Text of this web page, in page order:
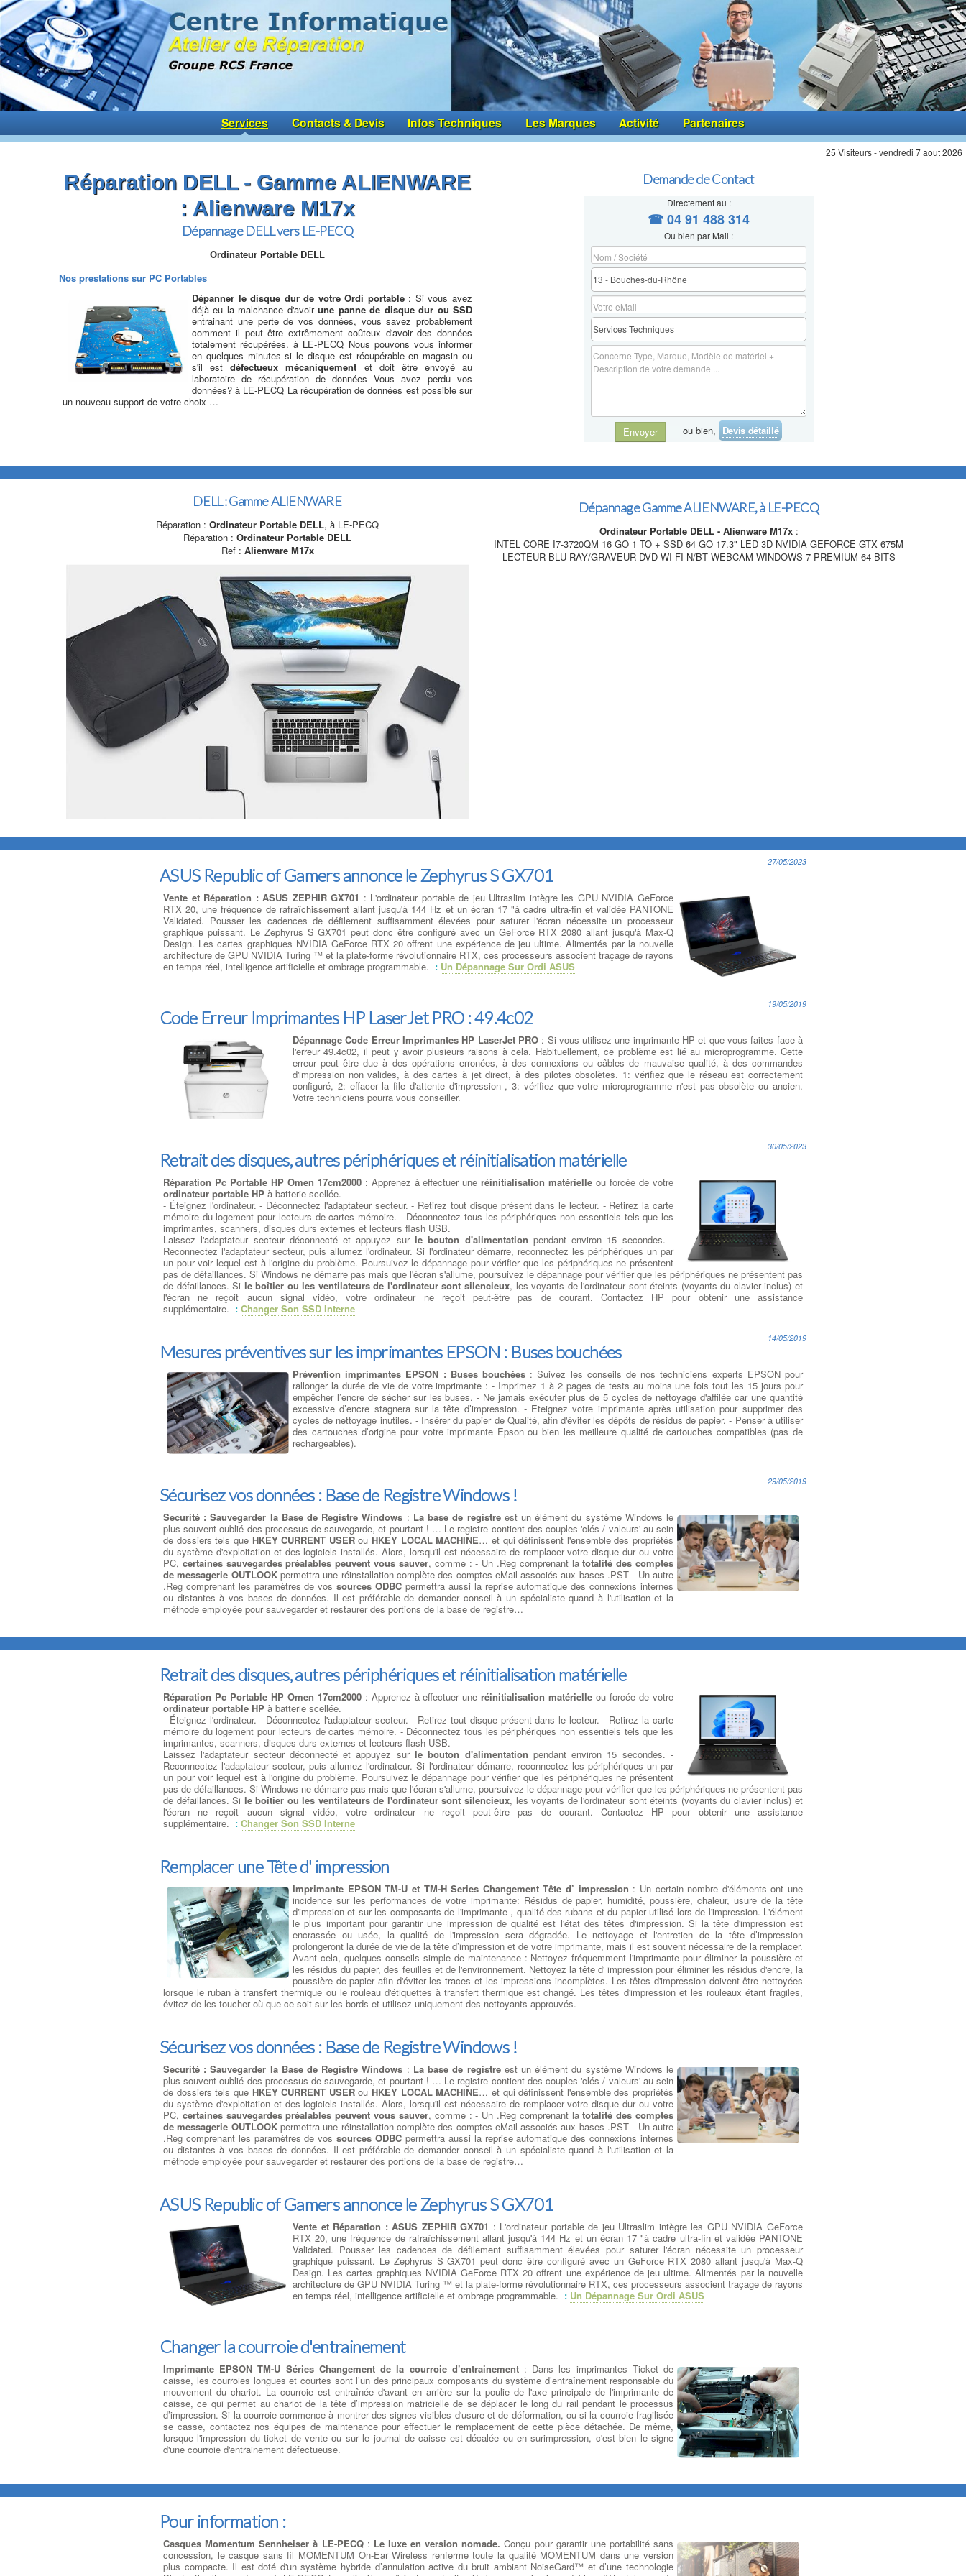
Services Contacts & Devis Infos Techniques Les Marques Activité Partenaires
25 Visiteurs - vendredi 7 aout 2026
Réparation DELL - Gamme ALIENWARE
: Alienware M17x
Dépannage DELL vers LE-PECQ
Ordinateur Portable DELL
Nos prestations sur PC Portables
Dépanner le disque dur de votre Ordi portable: Si vous avez
déjà eu la malchance d'avoirune panne de disque dur ou SSD
entrainant une perte de vos données, vous savez probablement
comment il peut être extrêmement coûteux d'avoir des données
totalement récupérées. à LE-PECQ Nous pouvons vous informer
en quelques minutes si le disque est récupérable en magasin ou
s'il estdéfectueux mécaniquement et doit être envoyé au
laboratoire de récupération de données Vous avez perdu vos
données? à LE-PECQ La récupération de données est possible sur
un nouveau support de votre choix …
Demande de Contact
Directement au :
☎ 04 91 488 314
Ou bien par Mail :
Envoyer ou bien, Devis détaillé
DELL : Gamme ALIENWARE
Réparation : Ordinateur Portable DELL, à LE-PECQ
Réparation : Ordinateur Portable DELL
Ref : Alienware M17x
Dépannage Gamme ALIENWARE, à LE-PECQ
Ordinateur Portable DELL - Alienware M17x:
INTEL CORE I7-3720QM 16 GO 1 TO + SSD 64 GO 17.3" LED 3D NVIDIA GEFORCE GTX 675M
LECTEUR BLU-RAY/GRAVEUR DVD WI-FI N/BT WEBCAM WINDOWS 7 PREMIUM 64 BITS
ASUS Republic of Gamers annonce le Zephyrus S GX701
27/05/2023
Vente et Réparation : ASUS ZEPHIR GX701 : L'ordinateur portable de jeu Ultraslim intègre les GPU NVIDIA GeForce
RTX 20, une fréquence de rafraîchissement allant jusqu'à 144 Hz et un écran 17 "à cadre ultra-fin et validée PANTONE
Validated. Pousser les cadences de défilement suffisamment élevées pour saturer l'écran nécessite un processeur
graphique puissant. Le Zephyrus S GX701 peut donc être configuré avec un GeForce RTX 2080 allant jusqu'à Max-Q
Design. Les cartes graphiques NVIDIA GeForce RTX 20 offrent une expérience de jeu ultime. Alimentés par la nouvelle
architecture de GPU NVIDIA Turing ™ et la plate-forme révolutionnaire RTX, ces processeurs associent traçage de rayons
en temps réel, intelligence artificielle et ombrage programmable. : Un Dépannage Sur Ordi ASUS
Code Erreur Imprimantes HP LaserJet PRO : 49.4c02
19/05/2019
Dépannage Code Erreur Imprimantes HP LaserJet PRO: Si vous utilisez une imprimante HP et que vous faites face à
l'erreur 49.4c02, il peut y avoir plusieurs raisons à cela. Habituellement, ce problème est lié au microprogramme. Cette
erreur peut être due à des opérations erronées, à des connexions ou câbles de mauvaise qualité, à des commandes
d'impression non valides, à des cartes à jet direct, à des pilotes obsolètes. 1: vérifiez que le réseau est correctement
configuré, 2: effacer la file d'attente d'impression , 3: vérifiez que votre microprogramme n'est pas obsolète ou ancien.
Votre techniciens pourra vous conseiller.
Retrait des disques, autres périphériques et réinitialisation matérielle
30/05/2023
Réparation Pc Portable HP Omen 17cm2000: Apprenez à effectuer uneréinitialisation matérielle ou forcée de votre
ordinateur portable HP à batterie scellée.
- Éteignez l'ordinateur. - Déconnectez l'adaptateur secteur. - Retirez tout disque présent dans le lecteur. - Retirez la carte
mémoire du logement pour lecteurs de cartes mémoire. - Déconnectez tous les périphériques non essentiels tels que les
imprimantes, scanners, disques durs externes et lecteurs flash USB.
Laissez l'adaptateur secteur déconnecté et appuyez sur le bouton d'alimentation pendant environ 15 secondes. -
Reconnectez l'adaptateur secteur, puis allumez l'ordinateur. Si l'ordinateur démarre, reconnectez les périphériques un par
un pour voir lequel est à l'origine du problème. Poursuivez le dépannage pour vérifier que les périphériques ne présentent
pas de défaillances. Si Windows ne démarre pas mais que l'écran s'allume, poursuivez le dépannage pour vérifier que les périphériques ne présentent pas
de défaillances. Si le boîtier ou les ventilateurs de l'ordinateur sont silencieux, les voyants de l'ordinateur sont éteints (voyants du clavier inclus) et
l'écran ne reçoit aucun signal vidéo, votre ordinateur ne reçoit peut-être pas de courant. Contactez HP pour obtenir une assistance
supplémentaire. : Changer Son SSD Interne
Mesures préventives sur les imprimantes EPSON : Buses bouchées
14/05/2019
Prévention imprimantes EPSON : Buses bouchées : Suivez les conseils de nos techniciens experts EPSON pour
rallonger la durée de vie de votre imprimante : - Imprimez 1 à 2 pages de tests au moins une fois tout les 15 jours pour
empêcher l’encre de sécher sur les buses. - Ne jamais exécuter plus de 5 cycles de nettoyage d'affilée car une quantité
excessive d’encre stagnera sur la tête d’impression. - Eteignez votre imprimante après utilisation pour supprimer des
cycles de nettoyage inutiles. - Insérer du papier de Qualité, afin d'éviter les dépôts de résidus de papier. - Penser à utiliser
des cartouches d’origine pour votre imprimante Epson ou bien les meilleure qualité de cartouches compatibles (pas de
rechargeables).
Sécurisez vos données : Base de Registre Windows !
29/05/2019
Securité : Sauvegarder la Base de Registre Windows : La base de registreest un élément du système Windows le
plus souvent oublié des processus de sauvegarde, et pourtant ! … Le registre contient des couples 'clés / valeurs' au sein
de dossiers tels que HKEY CURRENT USERou HKEY LOCAL MACHINE… et qui définissent l'ensemble des propriétés
du système d'exploitation et des logiciels installés. Alors, lorsqu'il est nécessaire de remplacer votre disque dur ou votre
PC, certaines sauvegardes préalables peuvent vous sauver, comme : - Un .Reg comprenant latotalité des comptes
de messagerie OUTLOOKpermettra une réinstallation complète des comptes eMail associés aux bases .PST - Un autre
.Reg comprenant les paramètres de vossources ODBC permettra aussi la reprise automatique des connexions internes
ou distantes à vos bases de données. Il est préférable de demander conseil à un spécialiste quand à l'utilisation et la
méthode employée pour sauvegarder et restaurer des portions de la base de registre…
Retrait des disques, autres périphériques et réinitialisation matérielle
Réparation Pc Portable HP Omen 17cm2000: Apprenez à effectuer uneréinitialisation matérielle ou forcée de votre
ordinateur portable HP à batterie scellée.
- Éteignez l'ordinateur. - Déconnectez l'adaptateur secteur. - Retirez tout disque présent dans le lecteur. - Retirez la carte
mémoire du logement pour lecteurs de cartes mémoire. - Déconnectez tous les périphériques non essentiels tels que les
imprimantes, scanners, disques durs externes et lecteurs flash USB.
Laissez l'adaptateur secteur déconnecté et appuyez sur le bouton d'alimentation pendant environ 15 secondes. -
Reconnectez l'adaptateur secteur, puis allumez l'ordinateur. Si l'ordinateur démarre, reconnectez les périphériques un par
un pour voir lequel est à l'origine du problème. Poursuivez le dépannage pour vérifier que les périphériques ne présentent
pas de défaillances. Si Windows ne démarre pas mais que l'écran s'allume, poursuivez le dépannage pour vérifier que les périphériques ne présentent pas
de défaillances. Si le boîtier ou les ventilateurs de l'ordinateur sont silencieux, les voyants de l'ordinateur sont éteints (voyants du clavier inclus) et
l'écran ne reçoit aucun signal vidéo, votre ordinateur ne reçoit peut-être pas de courant. Contactez HP pour obtenir une assistance
supplémentaire. : Changer Son SSD Interne
Remplacer une Tête d' impression
Imprimante EPSON TM-U et TM-H Series Changement Tête d’ impression : Un certain nombre d'éléments ont une
incidence sur les performances de votre imprimante: Résidus de papier, humidité, poussière, chaleur, usure de la tête
d'impression et sur les composants de l'imprimante , qualité des rubans et du papier utilisé lors de l'impression. L'élément
le plus important pour garantir une impression de qualité est l'état des têtes d'impression. Si la tête d'impression est
encrassée ou usée, la qualité de l'impression sera dégradée. Le nettoyage et l'entretien de la tête d’impression
prolongeront la durée de vie de la tête d’impression et de votre imprimante, mais il est souvent nécessaire de la remplacer.
Avant cela, quelques conseils simple de maintenance : Nettoyez fréquemment l'imprimante pour éliminer la poussière et
les résidus du papier, des feuilles et de l'environnement. Nettoyez la tête d' impression pour éliminer les résidus d'encre, la
poussière de papier afin d'éviter les traces et les impressions incomplètes. Les têtes d'impression doivent être nettoyées
lorsque le ruban à transfert thermique ou le rouleau d'étiquettes à transfert thermique est changé. Les têtes d'impression et les rouleaux étant fragiles,
évitez de les toucher où que ce soit sur les bords et utilisez uniquement des nettoyants approuvés.
Sécurisez vos données : Base de Registre Windows !
Securité : Sauvegarder la Base de Registre Windows : La base de registreest un élément du système Windows le
plus souvent oublié des processus de sauvegarde, et pourtant ! … Le registre contient des couples 'clés / valeurs' au sein
de dossiers tels que HKEY CURRENT USERou HKEY LOCAL MACHINE… et qui définissent l'ensemble des propriétés
du système d'exploitation et des logiciels installés. Alors, lorsqu'il est nécessaire de remplacer votre disque dur ou votre
PC, certaines sauvegardes préalables peuvent vous sauver, comme : - Un .Reg comprenant latotalité des comptes
de messagerie OUTLOOKpermettra une réinstallation complète des comptes eMail associés aux bases .PST - Un autre
.Reg comprenant les paramètres de vossources ODBC permettra aussi la reprise automatique des connexions internes
ou distantes à vos bases de données. Il est préférable de demander conseil à un spécialiste quand à l'utilisation et la
méthode employée pour sauvegarder et restaurer des portions de la base de registre…
ASUS Republic of Gamers annonce le Zephyrus S GX701
Vente et Réparation : ASUS ZEPHIR GX701 : L'ordinateur portable de jeu Ultraslim intègre les GPU NVIDIA GeForce
RTX 20, une fréquence de rafraîchissement allant jusqu'à 144 Hz et un écran 17 "à cadre ultra-fin et validée PANTONE
Validated. Pousser les cadences de défilement suffisamment élevées pour saturer l'écran nécessite un processeur
graphique puissant. Le Zephyrus S GX701 peut donc être configuré avec un GeForce RTX 2080 allant jusqu'à Max-Q
Design. Les cartes graphiques NVIDIA GeForce RTX 20 offrent une expérience de jeu ultime. Alimentés par la nouvelle
architecture de GPU NVIDIA Turing ™ et la plate-forme révolutionnaire RTX, ces processeurs associent traçage de rayons
en temps réel, intelligence artificielle et ombrage programmable. : Un Dépannage Sur Ordi ASUS
Changer la courroie d'entrainement
Imprimante EPSON TM-U Séries Changement de la courroie d’entrainement: Dans les imprimantes Ticket de
caisse, les courroies longues et courtes sont l’un des principaux composants du système d’entraînement responsable du
mouvement du chariot. La courroie est entraînée d'avant en arrière sur la poulie de l'axe principale de l'imprimante de
caisse, ce qui permet au chariot de la tête d’impression matricielle de se déplacer le long du rail pendant le processus
d’impression. Si la courroie commence à montrer des signes visibles d'usure et de déformation, ou si la courroie fragilisée
se casse, contactez nos équipes de maintenance pour effectuer le remplacement de cette pièce détachée. De même,
lorsque l'impression du ticket de vente ou sur le journal de caisse est décalée ou en surimpression, c'est bien le signe
d'une courroie d'entrainement défectueuse.
Pour information :
Casques Momentum Sennheiser à LE-PECQ: Le luxe en version nomade. Conçu pour garantir une portabilité sans
concession, le casque sans fil MOMENTUM On-Ear Wireless renferme toute la qualité MOMENTUM dans une version
plus compacte. Il est doté d'un système hybride d’annulation active du bruit ambiant NoiseGard™ et d’une technologie